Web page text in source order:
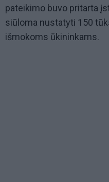
pateikimo buvo pritarta
siūloma nustatyti 150
išmokoms ūkininkams.